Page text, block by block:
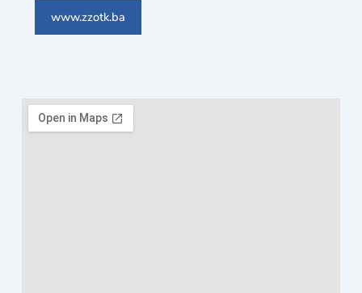
www.zzotk.ba